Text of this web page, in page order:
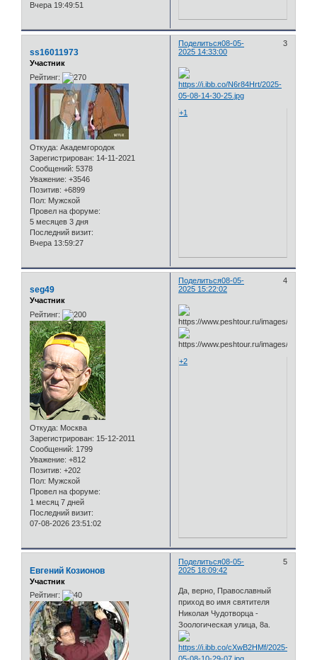
Вчера 19:49:51
Поделиться 3
08-05-
2025 14:33:00
ss16011973
Участник
Рейтинг:
Откуда: Академгородок
Зарегистрирован: 14-11-2021
Сообщений: 5378
Уважение: +3546
Позитив: +6899
Пол: Мужской
Провел на форуме:
5 месяцев 3 дня
Последний визит:
Вчера 13:59:27
+1
Поделиться 4
08-05-
2025 15:22:02
seg49
Участник
Рейтинг:
Откуда: Москва
Зарегистрирован: 15-12-2011
Сообщений: 1799
Уважение: +812
Позитив: +202
Пол: Мужской
Провел на форуме:
1 месяц 7 дней
Последний визит:
07-08-2026 23:51:02
+2
Поделиться 5
08-05-
2025 18:09:42
Евгений Козионов
Участник
Рейтинг:
Да, верно, Православный
приход во имя святителя
Николая Чудотворца -
Зоологическая улица, 8а.